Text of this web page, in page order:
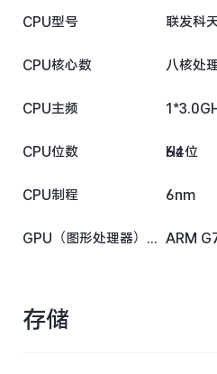
CPU型号
CPU核心数
CPU主频
CPU位数
CPU制程
GPU（图形处理器）型号
联发科
八核处
Hz
64位
6nm
ARM
存储